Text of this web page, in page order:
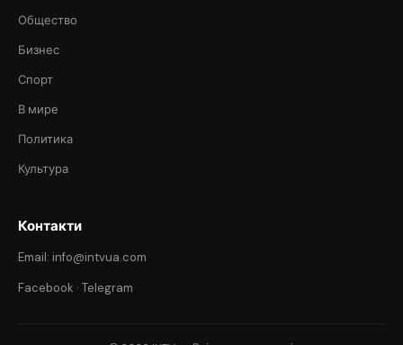
Общество
Бизнес
Спорт
В мире
Политика
Культура
Контакти
Email: info@intvua.com
Facebook · Telegram